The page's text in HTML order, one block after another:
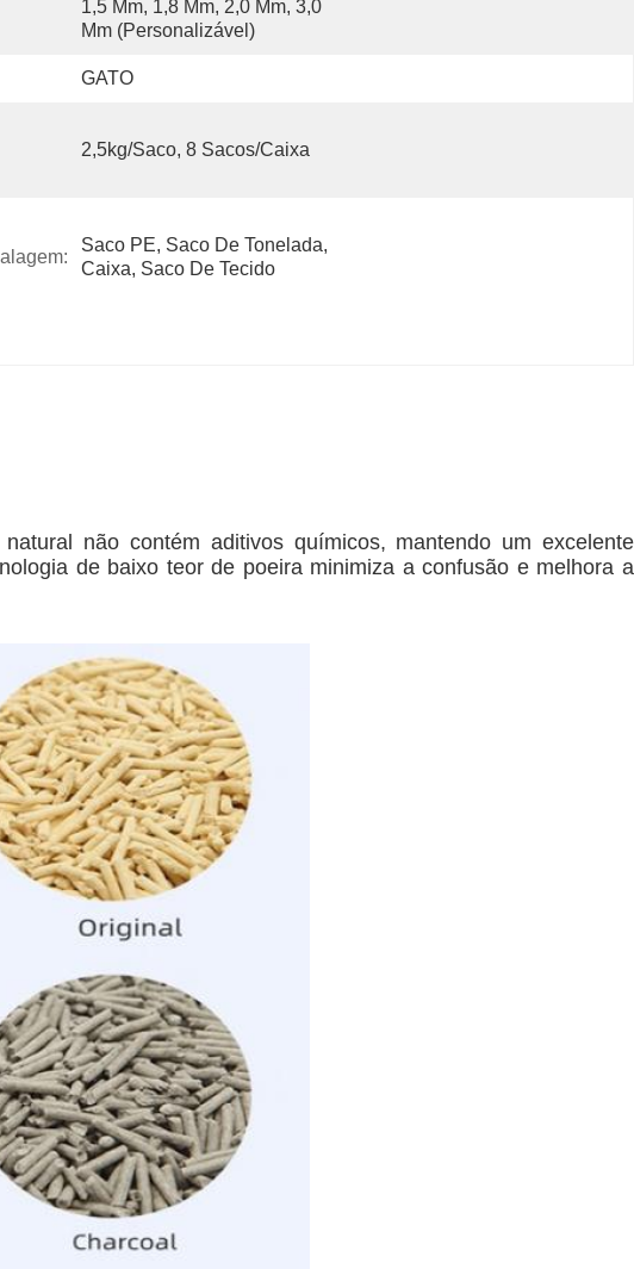
1,5 Mm, 1,8 Mm, 2,0 Mm, 3,0
Mm (personalizável)
GATO
2,5kg/saco, 8 Sacos/caixa
Saco PE, Saco De Tonelada,
Caixa, Saco De Tecido
não contém aditivos químicos, mantendo um excelente
de baixo teor de poeira minimiza a confusão e melhora a